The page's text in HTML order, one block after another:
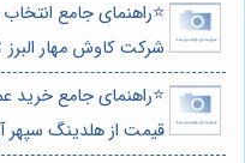
⭐️راهنمای جامع
شرکت کاوش مهار
⭐️راهنمای جامع
قیمت از هلدینگ سپهر